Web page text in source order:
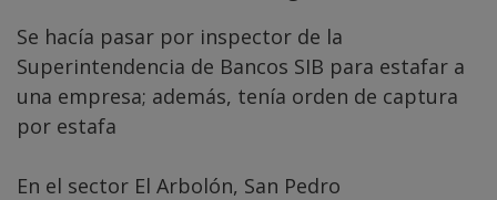
Se hacía pasar por inspector de la
Superintendencia de Bancos SIB para estafar a
una empresa; además, tenía orden de captura
por estafa
En el sector El Arbolón, San Pedro